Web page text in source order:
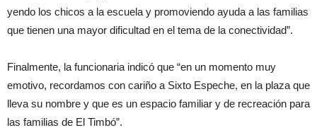
yendo los chicos a la escuela y promoviendo ayuda a las familias
que tienen una mayor dificultad en el tema de la conectividad”.
Finalmente, la funcionaria indicó que “en un momento muy
emotivo, recordamos con cariño a Sixto Espeche, en la plaza que
lleva su nombre y que es un espacio familiar y de recreación para
las familias de El Timbó”.